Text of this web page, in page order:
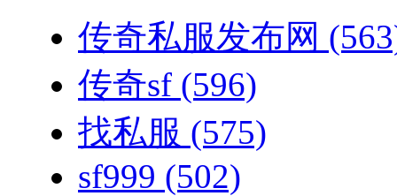
传奇私服发布网
传奇sf (596)
找私服 (575)
sf999 (502)